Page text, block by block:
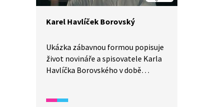
Karel Havlíček Borovský
Ukázka zábavnou formou popisuje
život novináře a spisovatele Karla
Havlíčka Borovského v době